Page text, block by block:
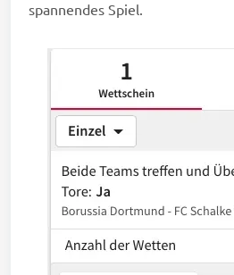
spannendes Spiel.